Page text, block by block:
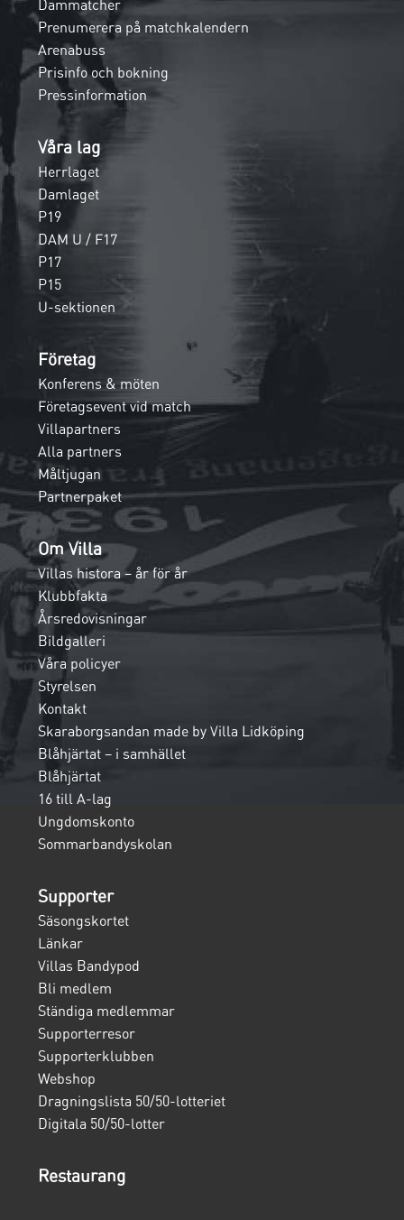
Dammatcher
Prenumerera på matchkalendern
Arenabuss
Prisinfo och bokning
Pressinformation
Våra lag
Herrlaget
Damlaget
P19
DAM U / F17
P17
P15
U-sektionen
Företag
Konferens & möten
Företagsevent vid match
Villapartners
Alla partners
Måltjugan
Partnerpaket
Om Villa
Villas histora – år för år
Klubbfakta
Årsredovisningar
Bildgalleri
Våra policyer
Styrelsen
Kontakt
Skaraborgsandan made by Villa Lidköping
Blåhjärtat – i samhället
Blåhjärtat
16 till A-lag
Ungdomskonto
Sommarbandyskolan
Supporter
Säsongskortet
Länkar
Villas Bandypod
Bli medlem
Ständiga medlemmar
Supporterresor
Supporterklubben
Webshop
Dragningslista 50/50-lotteriet
Digitala 50/50-lotter
Restaurang